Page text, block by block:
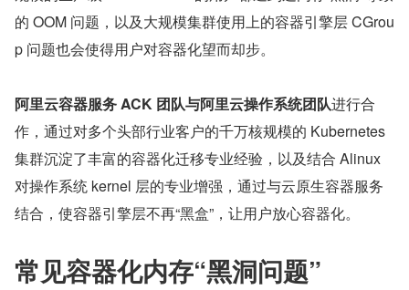
的 OOM 问题，以及大规模集群使用上的容器引擎层 CGrou
p 问题也会使得用户对容器化望而却步。
阿里云容器服务 ACK 团队与阿里云操作系统团队进行合
作，通过对多个头部行业客户的千万核规模的 Kubernetes
集群沉淀了丰富的容器化迁移专业经验，以及结合 Alinux
对操作系统 kernel 层的专业增强，通过与云原生容器服务
结合，使容器引擎层不再“黑盒”，让用户放心容器化。
常见容器化内存“黑洞问题”